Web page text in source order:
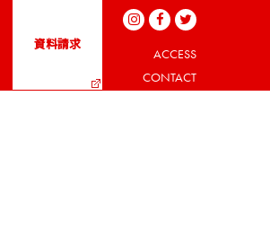
資料請求
ACCESS
CONTACT